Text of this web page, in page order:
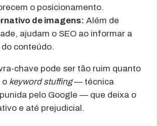
o posicionamento.
de imagens: Além de
ajudam o SEO ao informar a
conteúdo.
chave pode ser tão ruim quanto
o keyword stuffing— técnica
pelo Google — que deixa o
e até prejudicial.